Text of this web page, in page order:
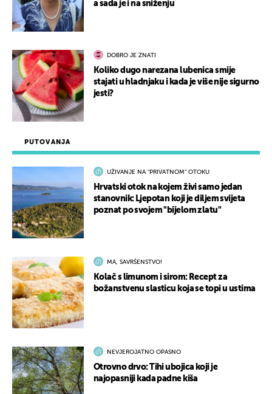
PUTOVANJA
UŽIVANJE NA "PRIVATNOM" OTOKU
Hrvatski otok na kojem živi samo jedan
stanovnik: Ljepotan koji je diljem svijeta
poznat po svojem "bijelom zlatu"
MA, SAVRŠENSTVO!
Kolač s limunom i sirom: Recept za
božanstvenu slasticu koja se topi u ustima
NEVJEROJATNO OPASNO
Otrovno drvo: Tihi ubojica koji je
najopasniji kada padne kiša
a sada je i na sniženju
DOBRO JE ZNATI
Koliko dugo narezana lubenica smije
stajati u hladnjaku i kada je više nije sigurno
jesti?